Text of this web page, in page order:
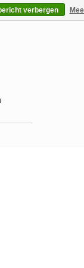
verbergen